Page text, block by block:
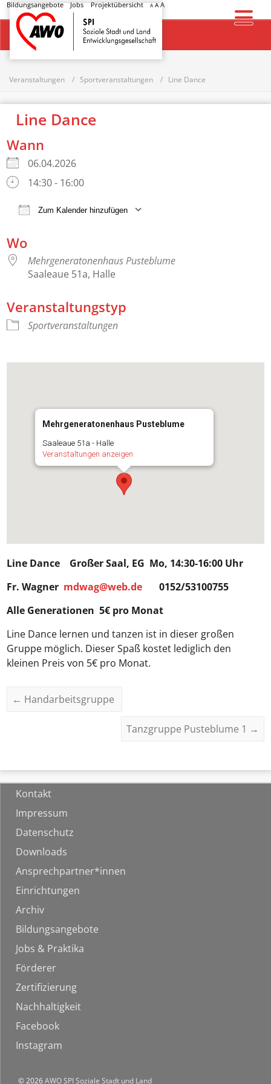
Bildungsangebote Jobs Projektübersicht A AA
Startseite
Veranstaltungen Sportveranstaltungen Line Dance
Line Dance
Wann
06.04.2026
14:30 - 16:00
Zum Kalender hinzufügen
Wo
Mehrgeneratonenhaus Pusteblume
Saaleaue 51a, Halle
Veranstaltungstyp
Sportveranstaltungen
Mehrgeneratonenhaus Pusteblume
Saaleaue 51a - Halle
Veranstaltungen anzeigen
Line Dance
Großer Saal, EG Mo, 14:30-16:00 Uhr
Fr. Wagner mdwag@web.de 0152/53100755
Alle Generationen 5€ pro Monat
Line Dance lernen und tanzen ist in dieser großen
Gruppe möglich. Dieser Spaß kostet lediglich den
kleinen Preis von 5€ pro Monat.
← Handarbeitsgruppe
Tanzgruppe Pusteblume 1 →
Kontakt
Impressum
Datenschutz
Downloads
Ansprechpartner*innen
Einrichtungen
Archiv
Bildungsangebote
Jobs & Praktika
Förderer
Zertifizierung
Nachhaltigkeit
Facebook
Instagram
© 2026AWO SPI Soziale Stadt und Land